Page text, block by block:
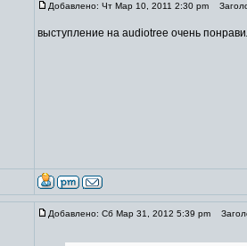
Добавлено: Чт Мар 10, 2011 2:30 pm
выступление на audiotree очень
Добавлено: Сб Мар 31, 2012 5:39 pm